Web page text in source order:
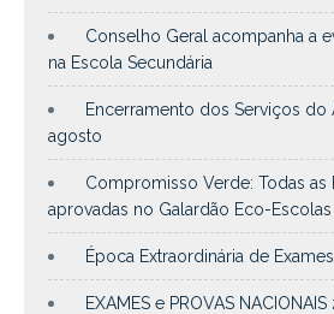
Conselho Geral acompanha a
na Escola Secundária
Encerramento dos Serviços do
agosto
Compromisso Verde: Todas as
aprovadas no Galardão Eco-Escolas
Época Extraordinária de
EXAMES e PROVAS